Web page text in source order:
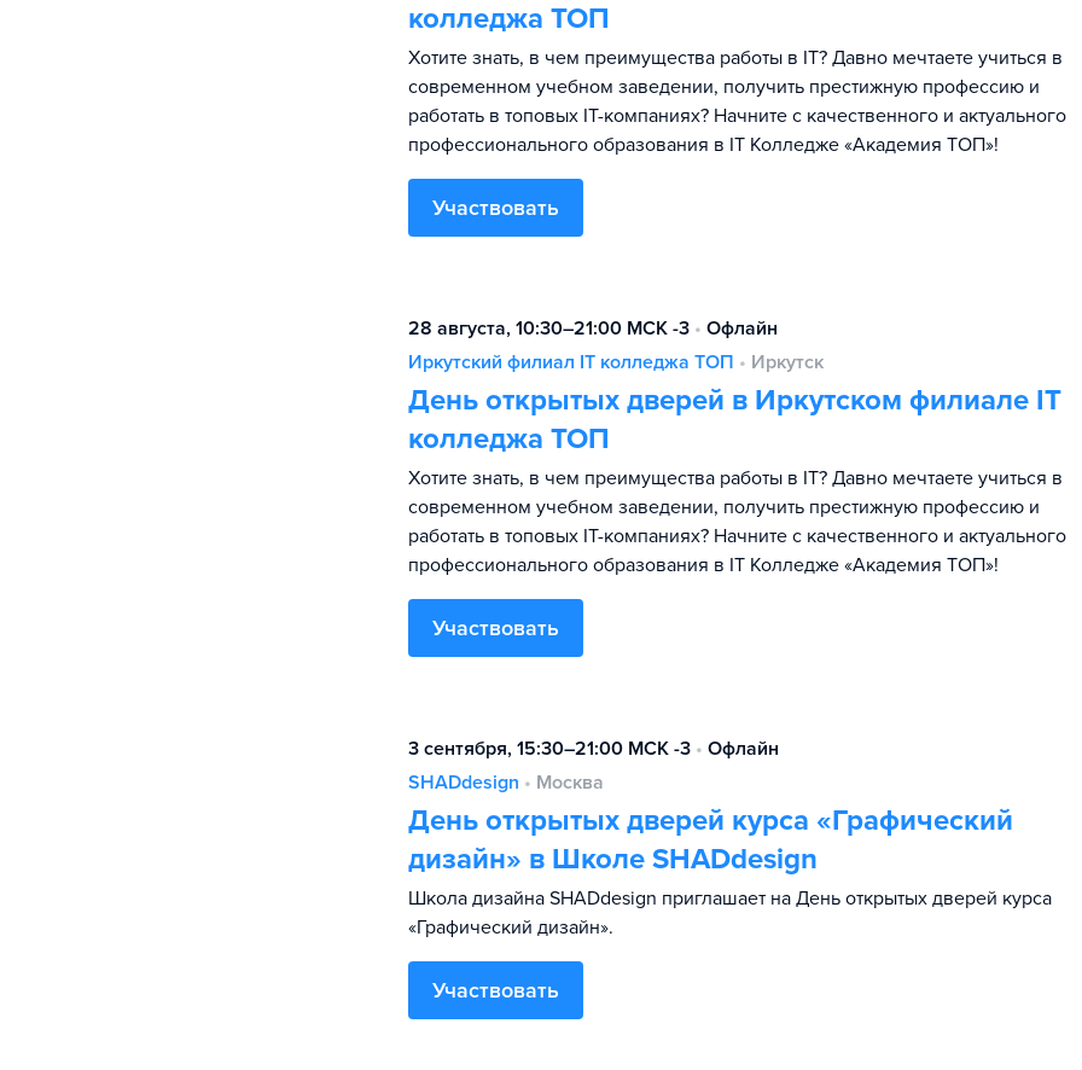
колледжа TOП
Хотите знать, в чем преимущества работы в IT? Давно мечтаете учиться в
современном учебном заведении, получить престижную профессию и
работать в топовых IT-компаниях? Начните с качественного и актуального
профессионального образования в IT Колледже «Академия TOП»!
Участвовать
28 августа, 10:30–21:00 МСК -3 • Офлайн
Иркутский филиал IT колледжа TOП • Иркутск
День открытых дверей в Иркутском филиале IT
колледжа TOП
Хотите знать, в чем преимущества работы в IT? Давно мечтаете учиться в
современном учебном заведении, получить престижную профессию и
работать в топовых IT-компаниях? Начните с качественного и актуального
профессионального образования в IT Колледже «Академия TOП»!
Участвовать
3 сентября, 15:30–21:00 МСК -3 • Офлайн
SHADdesign • Москва
День открытых дверей курса «Графический
дизайн» в Школе SHADdesign
Школа дизайна SHADdesign приглашает на День открытых дверей курса
«Графический дизайн».
Участвовать